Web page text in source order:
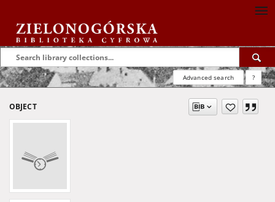
Advanced search ?
OBJECT